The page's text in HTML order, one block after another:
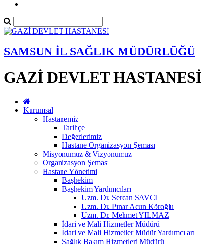
SAMSUN İL SAĞLIK MÜDÜRLÜĞÜ
GAZİ DEVLET HASTANESİ
Kurumsal
Hastanemiz
Tarihçe
Değerlerimiz
Hastane Organizasyon Şeması
Misyonumuz & Vizyonumuz
Organizasyon Şeması
Hastane Yönetimi
Başhekim
Başhekim Yardımcıları
Uzm. Dr. Sercan SAVCI
Uzm. Dr. Pınar Acun Köroğlu
Uzm. Dr. Mehmet YILMAZ
İdari ve Mali Hizmetler Müdürü
İdari ve Mali Hizmetler Müdür Yardımcıları
Sağlık Bakım Hizmetleri Müdürü